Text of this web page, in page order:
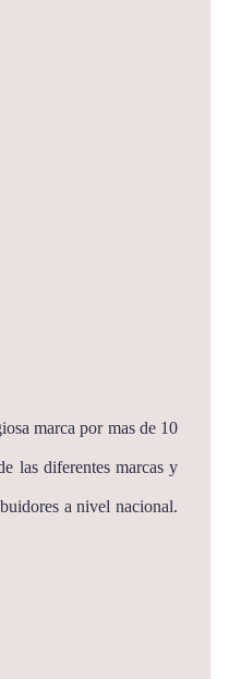
marca por mas de 10
las diferentes marcas y
a nivel nacional.